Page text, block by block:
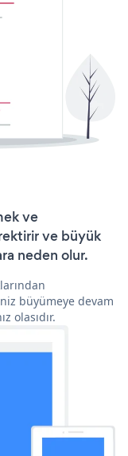
ve
ve büyük
neden olur.
büyümeye devam
olasıdır.